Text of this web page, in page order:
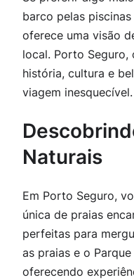
barco pelas
oferece uma visão
local. Porto Seguro,
história, cultura e
viagem inesquecível.
Naturais
Em Porto Seguro,
única de praias
perfeitas para
as praias e o
oferecendo